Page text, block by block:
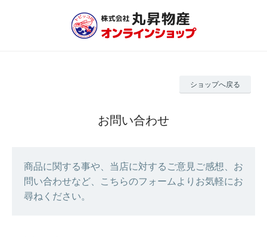
ショップへ戻る
お問い合わせ
商品に関する事や、当店に対するご意見ご感想、お
問い合わせなど、こちらのフォームよりお気軽にお
尋ねください。